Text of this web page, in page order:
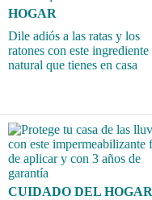
HOGAR
Dile adiós a las ratas y los
ratones con este ingrediente
natural que tienes en casa
CUIDADO DEL HOGAR